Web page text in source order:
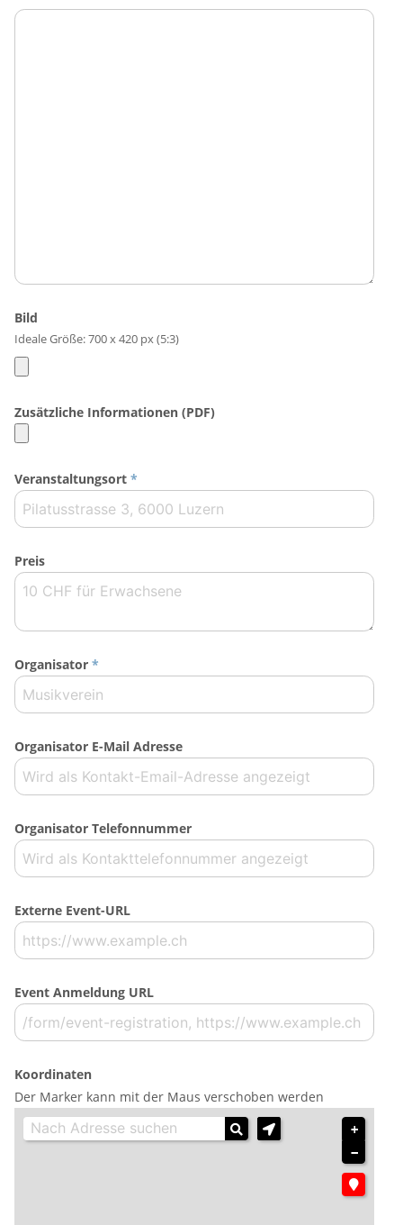
Bild
Ideale Größe: 700 x 420 px (5:3)
Zusätzliche Informationen (PDF)
Veranstaltungsort *
Preis
Organisator *
Organisator E-Mail Adresse
Organisator Telefonnummer
Externe Event-URL
Event Anmeldung URL
Koordinaten
Der Marker kann mit der Maus verschoben werden
+
−